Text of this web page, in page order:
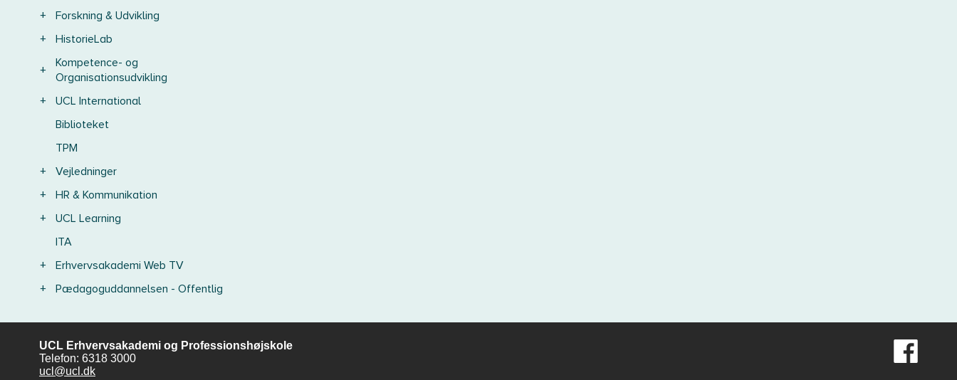
+
Forskning & Udvikling
+
HistorieLab
+
Kompetence- og
Organisationsudvikling
+
UCL International
Biblioteket
TPM
+
Vejledninger
+
HR & Kommunikation
+
UCL Learning
ITA
+
Erhvervsakademi Web TV
+
Pædagoguddannelsen - Offentlig
UCL Erhvervsakademi og Professionshøjskole
Telefon: 6318 3000
ucl@ucl.dk